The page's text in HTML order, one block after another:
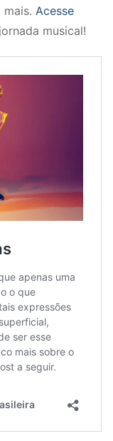
Acesse
musical!